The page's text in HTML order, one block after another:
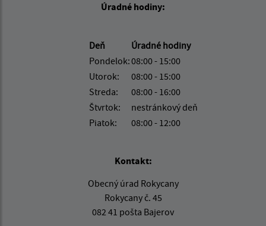
Úradné hodiny:
Deň
Úradné hodiny
Pondelok:08:00 - 15:00
Utorok:
08:00 - 15:00
Streda:
08:00 - 16:00
Štvrtok:
nestránkový deň
Piatok:
08:00 - 12:00
Kontakt:
Obecný úrad Rokycany
Rokycany č. 45
082 41 pošta Bajerov